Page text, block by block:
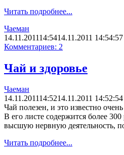
Читать подробнее...
Чаеман
14.11.201114:5414.11.2011 14:54:57
Комментариев: 2
Чай и здоровье
Чаеман
14.11.201114:5214.11.2011 14:52:54
Чай полезен, и это известно
В его листе содержится более
высшую нервную деятельность,
Читать подробнее...